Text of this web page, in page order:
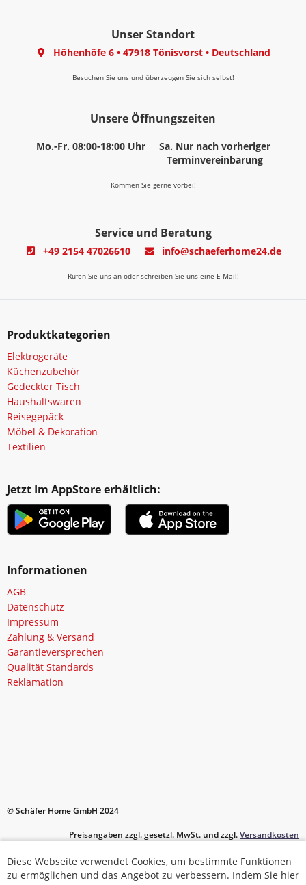
Unser Standort
Höhenhöfe 6• 47918 Tönisvorst• Deutschland
Besuchen Sie uns und überzeugen Sie sich selbst!
Unsere Öffnungszeiten
Mo.-Fr. 08:00-18:00 Uhr
Sa. Nur nach vorheriger
Terminvereinbarung
Kommen Sie gerne vorbei!
Service und Beratung
+49 2154 47026610 info@schaeferhome24.de
Rufen Sie uns an oder schreiben Sie uns eine E-Mail!
Produktkategorien
Elektrogeräte
Küchenzubehör
Gedeckter Tisch
Haushaltswaren
Reisegepäck
Möbel & Dekoration
Textilien
Jetzt Im AppStore erhältlich:
Informationen
AGB
Datenschutz
Impressum
Zahlung & Versand
Garantieversprechen
Qualität Standards
Reklamation
© Schäfer Home GmbH 2024
Preisangaben zzgl. gesetzl. MwSt. und zzgl.Versandkosten
Diese Webseite verwendet Cookies, um bestimmte Funktionen
zu ermöglichen und das Angebot zu verbessern. Indem Sie hier
Diese Webseite verwendet Cookies, um bestimmte Funktionen
zu ermöglichen und das Angebot zu verbessern. Indem Sie hier